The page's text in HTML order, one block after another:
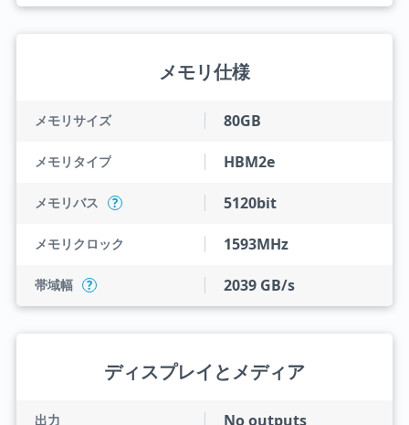
メモリ仕様
メモリサイズ 80GB
メモリタイプ HBM2e
メモリバス ? 5120bit
メモリクロック 1593MHz
帯域幅 ? 2039 GB/s
ディスプレイとメディア
出力 No outputs